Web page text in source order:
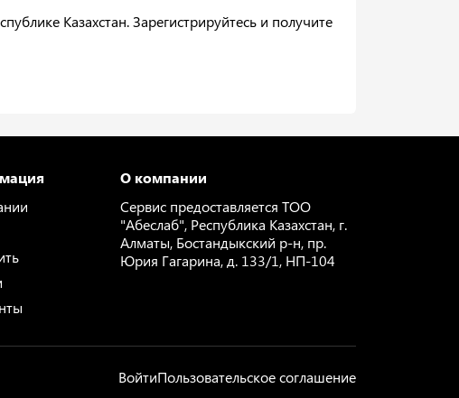
Казахстан. Зарегистрируйтесь и получите
О компании
Сервис предоставляется ТОО
"Абеслаб", Республика Казахстан, г.
Алматы, Бостандыкский р-н, пр.
Юрия Гагарина, д. 133/1, НП-104
ВойтиПользовательское соглашение